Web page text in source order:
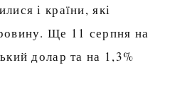
і країни, які
Ще 11 серпня на
долар та на 1,3%